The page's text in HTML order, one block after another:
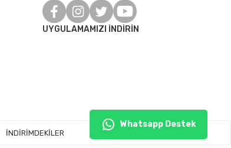
UYGULAMAMIZI İNDİRİN
İNDİRİMDEKİLER
Whatsapp Destek